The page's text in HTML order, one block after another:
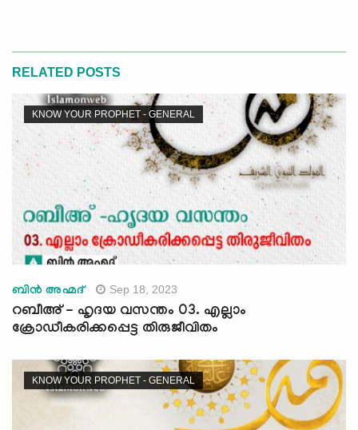
RELATED POSTS
KNOW YOUR PROPHET - GENERAL
ബിന്‍ അഹ്മദ് Sep 18, 2023
റബീഅ് - ഹൃദയ വസന്തം 03. എല്ലാം
ക്രോഡീകരിക്കപ്പെട്ട തിരുജീവിതം
KNOW YOUR PROPHET - GENERAL